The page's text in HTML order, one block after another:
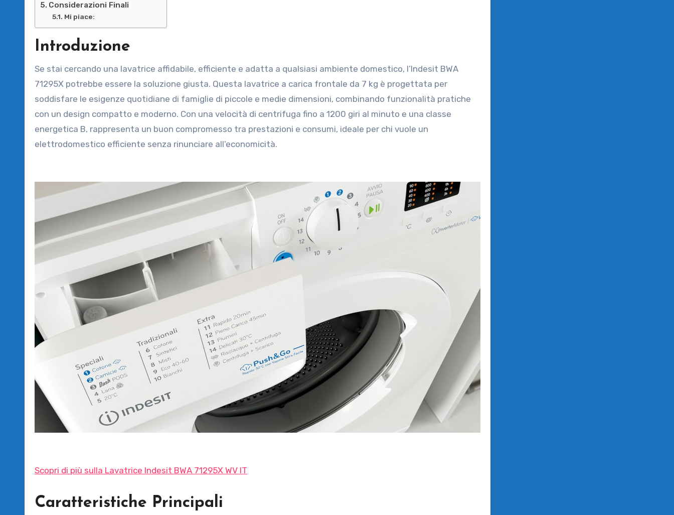
Considerazioni Finali
Mi piace:
Introduzione
Se stai cercando una lavatrice affidabile, efficiente e adatta a qualsiasi ambiente domestico, l’Indesit BWA
71295X potrebbe essere la soluzione giusta. Questa lavatrice a carica frontale da 7 kg è progettata per
soddisfare le esigenze quotidiane di famiglie di piccole e medie dimensioni, combinando funzionalità pratiche
con un design compatto e moderno. Con una velocità di centrifuga fino a 1200 giri al minuto e una classe
energetica B, rappresenta un buon compromesso tra prestazioni e consumi, ideale per chi vuole un
elettrodomestico efficiente senza rinunciare all’economicità.
Scopri di più sulla Lavatrice Indesit BWA 71295X WV IT
Caratteristiche Principali